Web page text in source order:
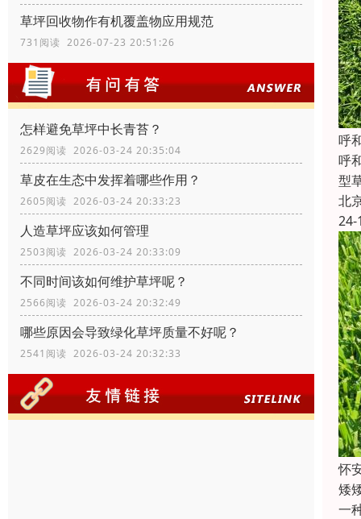
草坪回收物作有机覆盖物应用规范
731阅读 2026-07-23 20:51:26
怎样避免草坪中长青苔？
2629阅读 2026-03-24 20:35:04
草皮在生态中发挥着哪些作用？
2605阅读 2026-03-24 20:33:23
人造草坪应该如何管理
2503阅读 2026-03-24 20:33:09
不同时间该如何维护草坪呢？
2566阅读 2026-03-24 20:32:49
哪些原因会导致绿化草坪质量不好呢？
2541阅读 2026-03-24 20:32:33
呼
呼
型
北
24-
怀
矮
一